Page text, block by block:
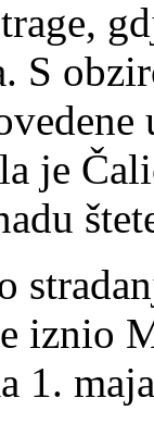
S
je
iznio
1.